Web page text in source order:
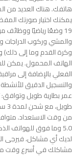
هاتفك. هناك العديد من
يمكنك اختيار صورتك
والمشي وركوب الدراجات
الهاتف المحمول. يمكن
الفعلي بالإضافة إلى
والتسجيل الدقيق للأنشطة
5.0 وما فوق للهواتف
لديك أي مشاكل، فيرجى
مشاكلك في أسرع وقت